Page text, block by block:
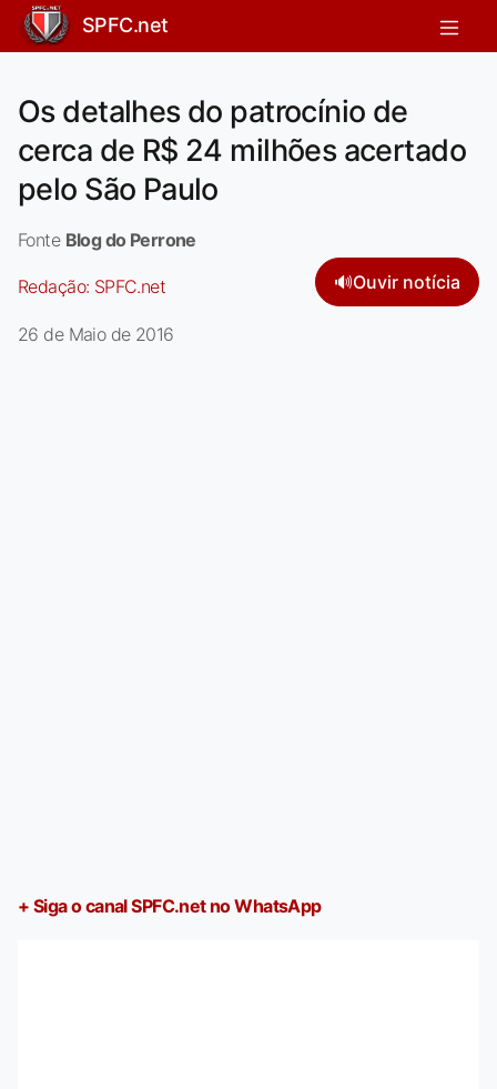
SPFC.net
Os detalhes do patrocínio de
cerca de R$ 24 milhões acertado
pelo São Paulo
Fonte Blog do Perrone
Redação: SPFC.net 🔊Ouvir notícia
26 de Maio de 2016
+ Siga o canal SPFC.net no WhatsApp